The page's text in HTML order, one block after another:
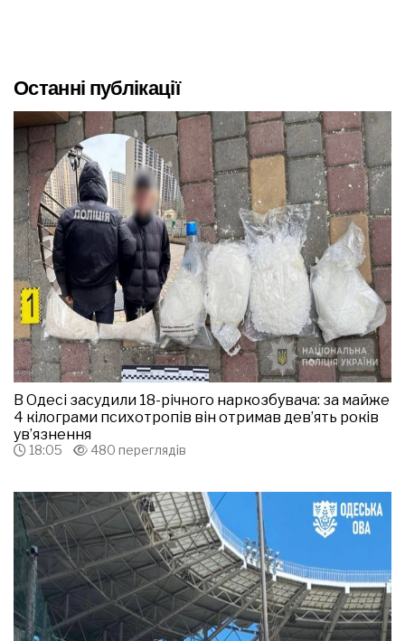
Останні публікації
В Одесі засудили 18-річного наркозбувача: за майже
4 кілограми психотропів він отримав дев’ять років
ув’язнення
18:05 480 переглядів